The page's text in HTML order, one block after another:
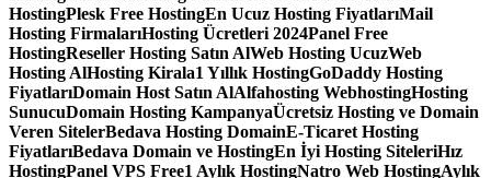
HostingPlesk Free HostingEn Ucuz Hosting FiyatlarıMail
Hosting FirmalarıHosting Ücretleri 2024Panel Free
HostingReseller Hosting Satın AlWeb Hosting UcuzWeb
Hosting AlHosting Kirala1 Yıllık HostingGoDaddy Hosting
FiyatlarıDomain Host Satın AlAlfahosting WebhostingHosting
SunucuDomain Hosting KampanyaÜcretsiz Hosting ve Domain
Veren SitelerBedava Hosting DomainE-Ticaret Hosting
FiyatlarıBedava Domain ve HostingEn İyi Hosting SiteleriHız
HostingPanel VPS Free1 Aylık HostingNatro Web HostingAylık